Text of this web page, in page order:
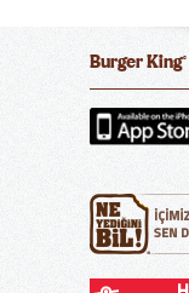
Burger King®